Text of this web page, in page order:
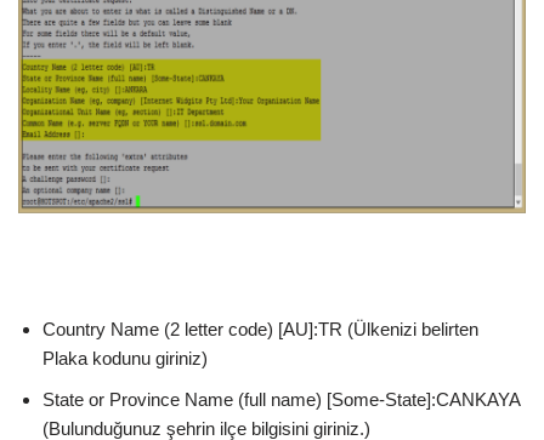
Country Name (2 letter code) [AU]:TR (Ülkenizi belirten
Plaka kodunu giriniz)
State or Province Name (full name) [Some-State]:CANKAYA
(Bulunduğunuz şehrin ilçe bilgisini giriniz.)